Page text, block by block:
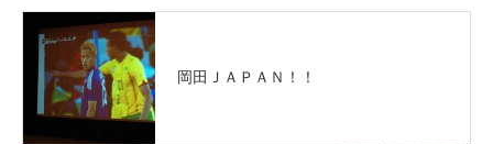
岡田ＪＡＰＡＮ！！